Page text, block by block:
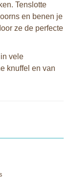
Tenslotte
en benen je
ze de perfecte
vele
knuffel en van